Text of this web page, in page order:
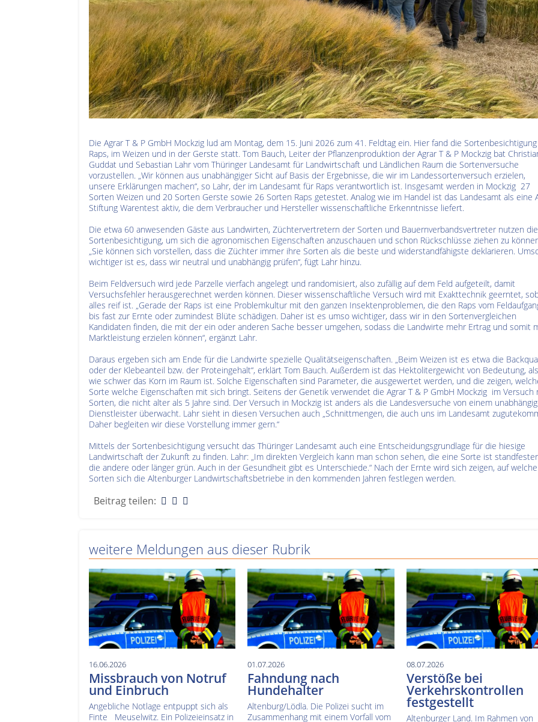
Die Agrar T & P GmbH Mockzig lud am Montag, dem 15. Juni 2026 zum 41. Feldtag ein. Hier fand die
Raps, im Weizen und in der Gerste statt. Tom Bauch, Leiter der Pflanzenproduktion der Agrar T & P Mockzig bat
Guddat und Sebastian Lahr vom Thüringer Landesamt für Landwirtschaft und Ländlichen Raum die Sortenversuche
vorzustellen. „Wir können aus unabhängiger Sicht auf Basis der Ergebnisse, die wir im Landessortenversuch erzielen,
unsere Erklärungen machen“, so Lahr, der im Landesamt für Raps verantwortlich ist. Insgesamt werden in Mockzig 27
Sorten Weizen und 20 Sorten Gerste sowie 26 Sorten Raps getestet. Analog wie im Handel ist das Landesamt als eine
Stiftung Warentest aktiv, die dem Verbraucher und Hersteller wissenschaftliche Erkenntnisse liefert.
Die etwa 60 anwesenden Gäste aus Landwirten, Züchtervertretern der Sorten und Bauernverbandsvertreter nutzen die
Sortenbesichtigung, um sich die agronomischen Eigenschaften anzuschauen und schon Rückschlüsse ziehen zu
„Sie können sich vorstellen, dass die Züchter immer ihre Sorten als die beste und widerstandfähigste deklarieren.
wichtiger ist es, dass wir neutral und unabhängig prüfen“, fügt Lahr hinzu.
Beim Feldversuch wird jede Parzelle vierfach angelegt und randomisiert, also zufällig auf dem Feld aufgeteilt, damit
Versuchsfehler herausgerechnet werden können. Dieser wissenschaftliche Versuch wird mit Exakttechnik geerntet,
alles reif ist. „Gerade der Raps ist eine Problemkultur mit den ganzen Insektenproblemen, die den Raps vom
bis fast zur Ernte oder zumindest Blüte schädigen. Daher ist es umso wichtiger, dass wir in den Sortenvergleichen
Kandidaten finden, die mit der ein oder anderen Sache besser umgehen, sodass die Landwirte mehr Ertrag und somit
Marktleistung erzielen können“, ergänzt Lahr.
Daraus ergeben sich am Ende für die Landwirte spezielle Qualitätseigenschaften. „Beim Weizen ist es etwa die
oder der Klebeanteil bzw. der Proteingehalt“, erklärt Tom Bauch. Außerdem ist das Hektolitergewicht von Bedeutung,
wie schwer das Korn im Raum ist. Solche Eigenschaften sind Parameter, die ausgewertet werden, und die zeigen,
Sorte welche Eigenschaften mit sich bringt. Seitens der Genetik verwendet die Agrar T & P GmbH Mockzig im Versuch
Sorten, die nicht alter als 5 Jahre sind. Der Versuch in Mockzig ist anders als die Landesversuche von einem
Dienstleister überwacht. Lahr sieht in diesen Versuchen auch „Schnittmengen, die auch uns im Landesamt
Daher begleiten wir diese Vorstellung immer gern.“
Mittels der Sortenbesichtigung versucht das Thüringer Landesamt auch eine Entscheidungsgrundlage für die hiesige
Landwirtschaft der Zukunft zu finden. Lahr: „Im direkten Vergleich kann man schon sehen, die eine Sorte ist
die andere oder länger grün. Auch in der Gesundheit gibt es Unterschiede.“ Nach der Ernte wird sich zeigen, auf welche
Sorten sich die Altenburger Landwirtschaftsbetriebe in den kommenden Jahren festlegen werden.
Beitrag teilen:
weitere Meldungen aus dieser Rubrik
16.06.2026
Missbrauch von Notruf
und Einbruch
Angebliche Notlage entpuppt sich als
Finte Meuselwitz. Ein Polizeieinsatz in
01.07.2026
Fahndung nach
Hundehalter
Altenburg/Lödla. Die Polizei sucht im
Zusammenhang mit einem Vorfall vom
08.07.2026
Verstöße bei
Verkehrskontrollen
festgestellt
Altenburger Land. Im Rahmen von
Kultur im Altenburger Land
Sendung vom 15.06.2026
Thüringen.TV
Sendung vom